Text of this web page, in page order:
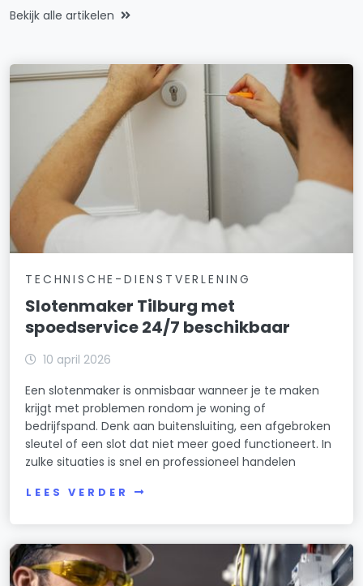
Bekijk alle artikelen
TECHNISCHE-DIENSTVERLENING
Slotenmaker Tilburg met
spoedservice 24/7 beschikbaar
10 april 2026
Een slotenmaker is onmisbaar wanneer je te maken
krijgt met problemen rondom je woning of
bedrijfspand. Denk aan buitensluiting, een afgebroken
sleutel of een slot dat niet meer goed functioneert. In
zulke situaties is snel en professioneel handelen
LEES VERDER